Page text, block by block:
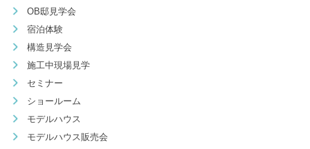
OB邸見学会
宿泊体験
構造見学会
施工中現場見学
セミナー
ショールーム
モデルハウス
モデルハウス販売会